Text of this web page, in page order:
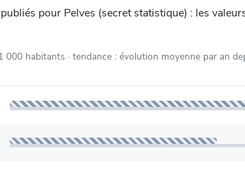
pour Pelves (secret statistique) : les
000 habitants · tendance : évolution moyenne par an